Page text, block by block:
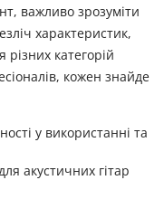
важливо зрозуміти
характеристик,
різних категорій
кожен знайде
у використанні та
акустичних гітар